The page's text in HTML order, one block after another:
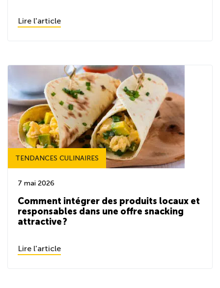
Lire l'article
TENDANCES CULINAIRES
7 mai 2026
Comment intégrer des produits locaux et
responsables dans une offre snacking
attractive ?
Lire l'article